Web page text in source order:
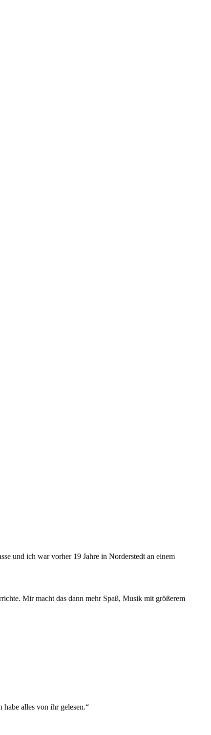
und ich war vorher 19 Jahre in Norderstedt an einem
Mir macht das dann mehr Spaß, Musik mit größerem
alles von ihr gelesen.“